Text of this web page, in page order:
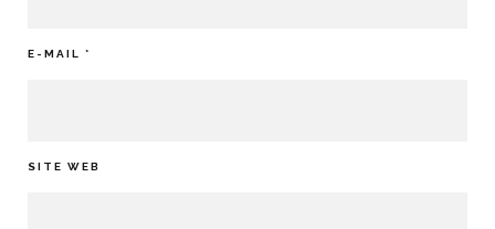
E-MAIL *
SITE WEB